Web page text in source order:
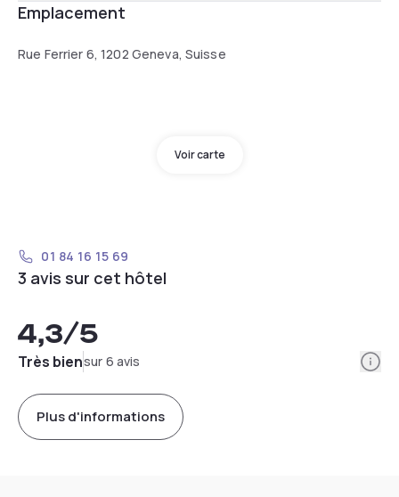
Emplacement
Rue Ferrier 6, 1202 Geneva, Suisse
Voir carte
01 84 16 15 69
3 avis sur cet hôtel
4,3/5
Très biensur 6 avis
Plus d'informations